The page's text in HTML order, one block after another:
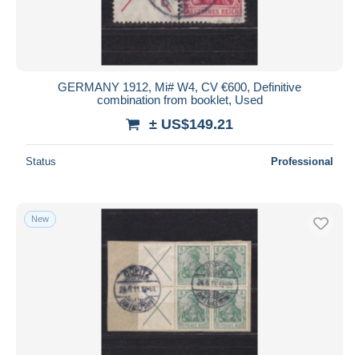
GERMANY 1912, Mi# W4, CV €600, Definitive
combination from booklet, Used
± US$149.21
Status Professional
New